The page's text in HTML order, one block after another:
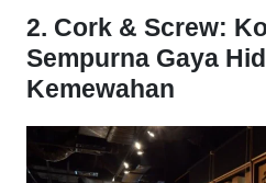
2. Cork & Screw:
Sempurna Gaya
Kemewahan